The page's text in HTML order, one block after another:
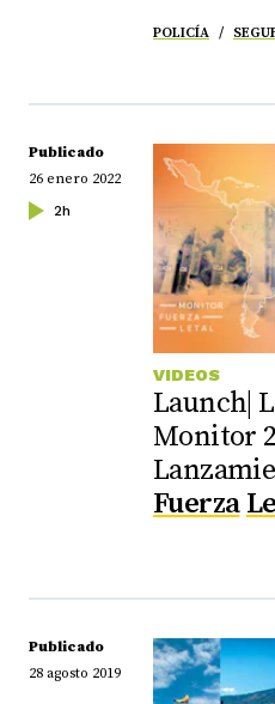
POLICÍA
Publicado
26 enero 2022
2h
VIDEOS
Launch|
Monitor
Fuerza
Publicado
28 agosto 2019